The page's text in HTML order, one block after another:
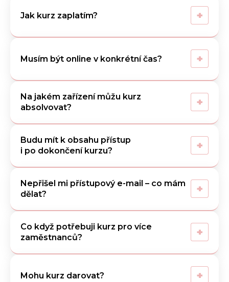
Jak kurz zaplatím? +
Musím být online v konkrétní čas? +
Na jakém zařízení můžu kurz
absolvovat?
+
Budu mít k obsahu přístup
i po dokončení kurzu?
+
Nepřišel mi přístupový e-mail – co mám
dělat?
+
Co když potřebuji kurz pro více
zaměstnanců?
+
Mohu kurz darovat? +